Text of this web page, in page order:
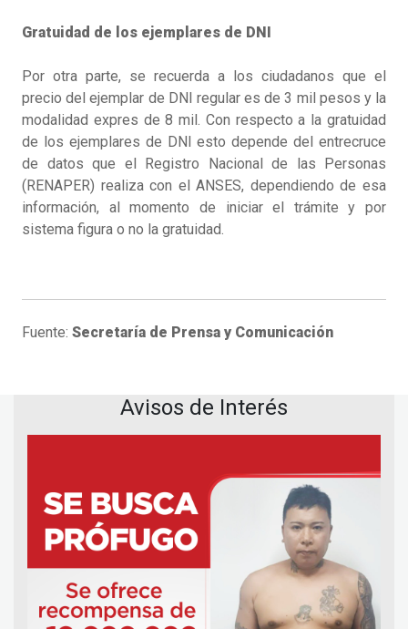
Gratuidad de los ejemplares de DNI
Por otra parte, se recuerda a los ciudadanos que el
precio del ejemplar de DNI regular es de 3 mil pesos y la
modalidad expres de 8 mil. Con respecto a la gratuidad
de los ejemplares de DNI esto depende del entrecruce
de datos que el Registro Nacional de las Personas
(RENAPER) realiza con el ANSES, dependiendo de esa
información, al momento de iniciar el trámite y por
sistema figura o no la gratuidad.
Fuente: Secretaría de Prensa y Comunicación
Avisos de Interés